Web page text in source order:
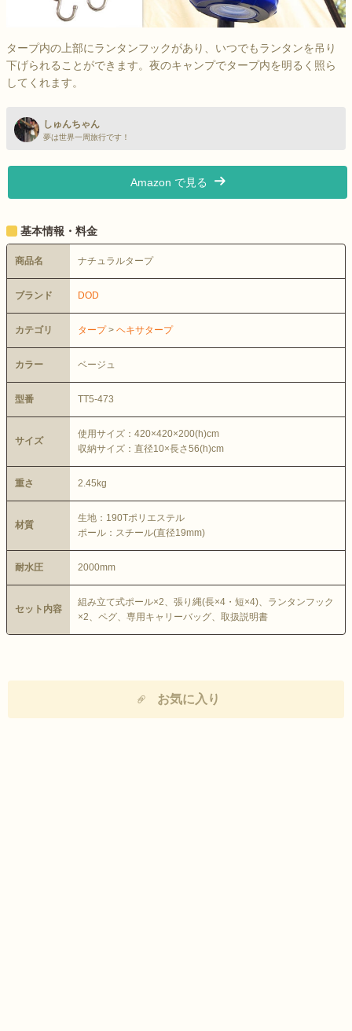
タープ内の上部にランタンフックがあり、いつでもランタンを吊り
下げられることができます。夜のキャンプでタープ内を明るく照ら
してくれます。
しゅんちゃん
夢は世界一周旅行です！
Amazon で見る
基本情報・料金
商品名 ナチュラルタープ
ブランド DOD
カテゴリ タープ> ヘキサタープ
カラー ベージュ
型番 TT5-473
サイズ
使用サイズ：420×420×200(h)cm
収納サイズ：直径10×長さ56(h)cm
重さ 2.45kg
材質
生地：190Tポリエステル
ポール：スチール(直径19mm)
耐水圧 2000mm
セット内容
組み立て式ポール×2、張り縄(長×4・短×4)、ランタンフック
×2、ペグ、専用キャリーバッグ、取扱説明書
お気に入り